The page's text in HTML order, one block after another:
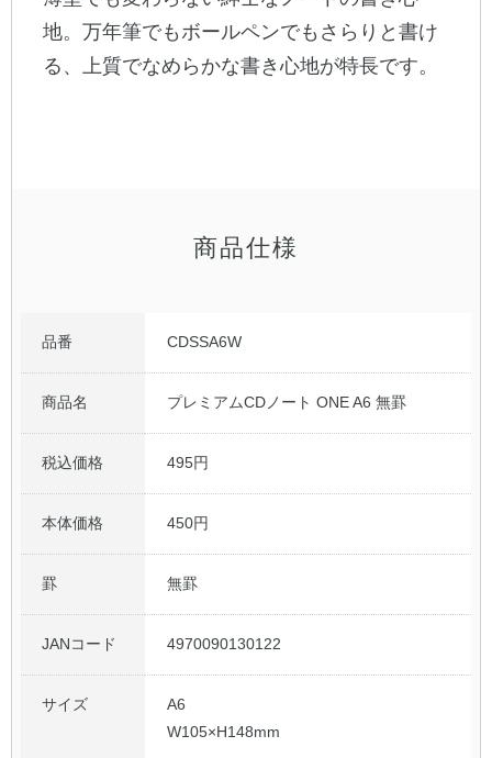
地。万年筆でもボールペンでもさらりと書け
る、上質でなめらかな書き心地が特長です。
商品仕様
品番 CDSSA6W
商品名 プレミアムCDノート ONE A6 無罫
税込価格 495円
本体価格 450円
罫 無罫
JANコード 4970090130122
サイズ
A6
W105×H148mm